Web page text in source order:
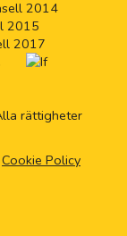
rättigheter
Cookie Policy